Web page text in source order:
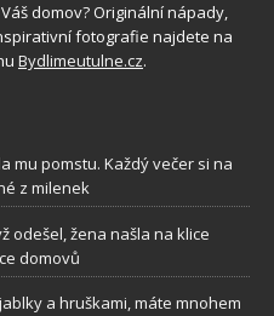
domov? Originální nápady,
fotografie najdete na
Bydlimeutulne.cz.
mu pomstu. Každý večer si na
z milenek
odešel, žena našla na klice
domovů
a hruškami, máte mnohem